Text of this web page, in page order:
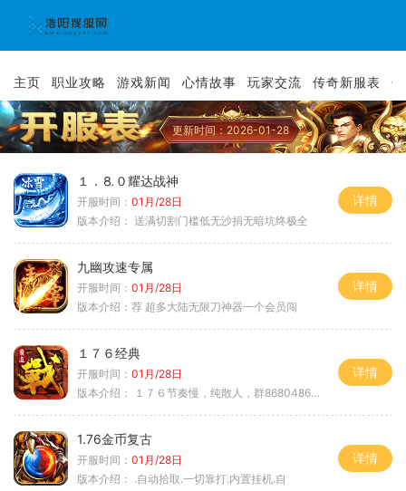
主页 职业攻略 游戏新闻 心情故事 玩家交流 传奇新服表
更新时间：2026-01-28
１．⒏０耀达战神
开服时间： 01月/28日
版本介绍： 送满切割门槛低无沙捐无暗坑终极全
详情
九幽攻速专属
开服时间： 01月/28日
版本介绍： 荐 超多大陆无限刀神器一个会员闯
详情
１７６经典
开服时间： 01月/28日
版本介绍：
１７６节奏慢，纯散人，群868048665
详情
1.76金币复古
开服时间： 01月/28日
版本介绍： .自动拾取.一切靠打.内置挂机.自
详情